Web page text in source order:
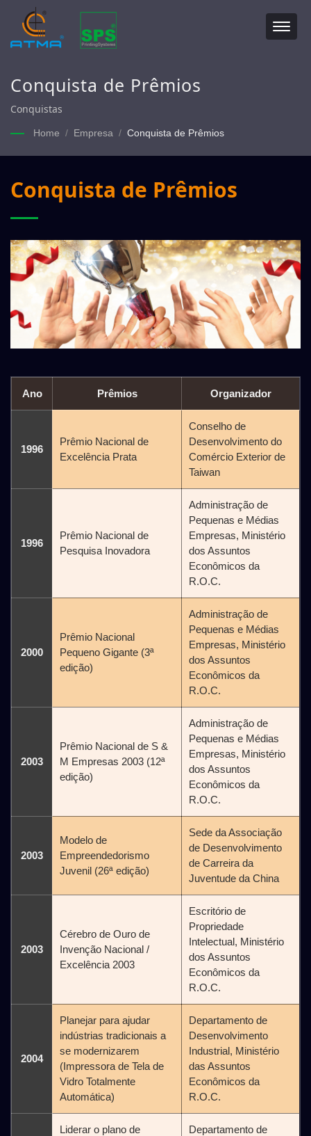
Conquista de Prêmios
Conquistas
Home / Empresa / Conquista de Prêmios
Conquista de Prêmios
Ano Prêmios Organizador
1996
Prêmio Nacional de
Excelência Prata
Conselho de
Desenvolvimento do
Comércio Exterior de
Taiwan
1996
Prêmio Nacional de
Pesquisa Inovadora
Administração de
Pequenas e Médias
Empresas, Ministério
dos Assuntos
Econômicos da
R.O.C.
2000
Prêmio Nacional
Pequeno Gigante (3ª
edição)
Administração de
Pequenas e Médias
Empresas, Ministério
dos Assuntos
Econômicos da
R.O.C.
2003
Prêmio Nacional de S &
M Empresas 2003 (12ª
edição)
Administração de
Pequenas e Médias
Empresas, Ministério
dos Assuntos
Econômicos da
R.O.C.
2003
Modelo de
Empreendedorismo
Juvenil (26ª edição)
Sede da Associação
de Desenvolvimento
de Carreira da
Juventude da China
2003
Cérebro de Ouro de
Invenção Nacional /
Excelência 2003
Escritório de
Propriedade
Intelectual, Ministério
dos Assuntos
Econômicos da
R.O.C.
2004
Planejar para ajudar
indústrias tradicionais a
se modernizarem
(Impressora de Tela de
Vidro Totalmente
Automática)
Departamento de
Desenvolvimento
Industrial, Ministério
das Assuntos
Econômicos da
R.O.C.
Liderar o plano de
Departamento de